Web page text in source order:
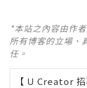
*本站之內容由作
所有博客的立場、
任。
【 U Creator 招